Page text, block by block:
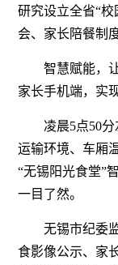
研究设立全省“
会、家长陪餐制
智慧赋能，
家长手机端，实
凌晨5点50
运输环境、车厢
“无锡阳光食堂”
一目了然。
无锡市纪委
食影像公示、家